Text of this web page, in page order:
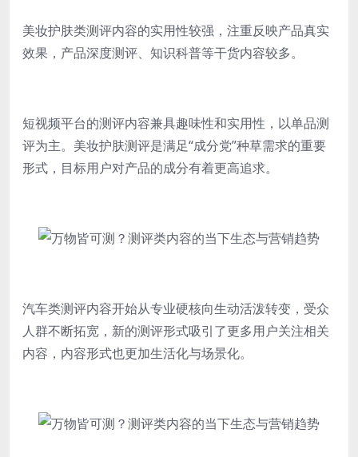
美妆护肤类测评内容的实用性较强，注重反映产品真实
效果，产品深度测评、知识科普等干货内容较多。
短视频平台的测评内容兼具趣味性和实用性，以单品测
评为主。美妆护肤测评是满足“成分党”种草需求的重要
形式，目标用户对产品的成分有着更高追求。
汽车类测评内容开始从专业硬核向生动活泼转变，受众
人群不断拓宽，新的测评形式吸引了更多用户关注相关
内容，内容形式也更加生活化与场景化。